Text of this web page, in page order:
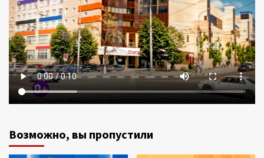
Возможно, вы пропустили